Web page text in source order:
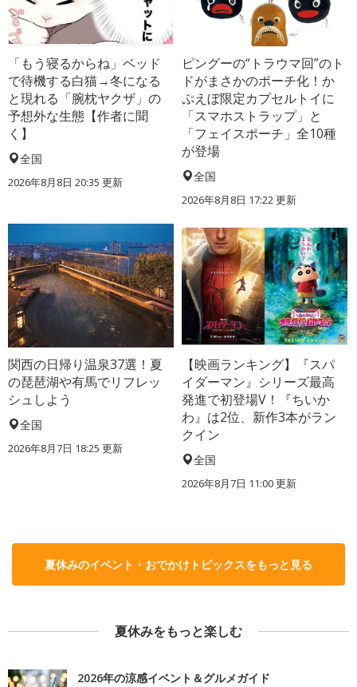
「もう寝るからね」ベッド
で待機する白猫→冬になる
と現れる「腕枕ヤクザ」の
予想外な生態【作者に聞
く】
全国
2026年8月8日 20:35 更新
ピングーの“トラウマ回”のト
ドがまさかのポーチ化！か
ぷえぼ限定カプセルトイに
「スマホストラップ」と
「フェイスポーチ」全10種
が登場
全国
2026年8月8日 17:22更新
関西の日帰り温泉37選！夏
の琵琶湖や有馬でリフレッ
シュしよう
全国
2026年8月7日 18:25 更新
【映画ランキング】『スパ
イダーマン』シリーズ最高
発進で初登場V！『ちいか
わ』は2位、新作3本がラン
クイン
全国
2026年8月7日 11:00更新
夏休みのイベント・おでかけトピックスをもっと見る
夏休みをもっと楽しむ
2026年の涼感イベント＆グルメガイド